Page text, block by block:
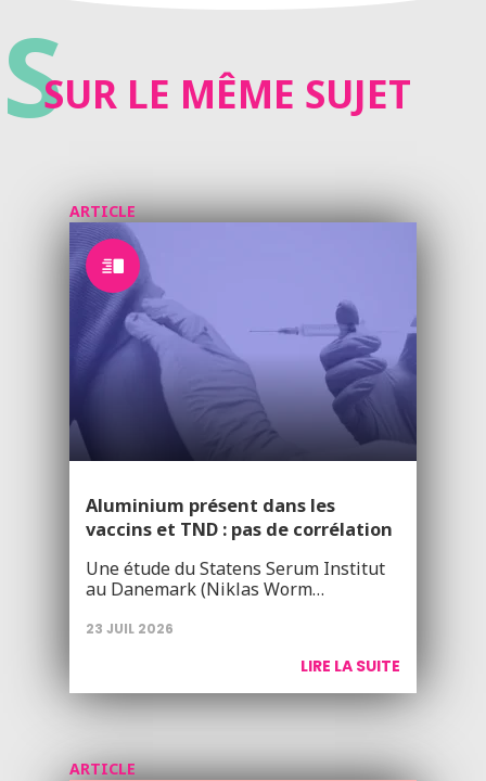
SSUR LE MÊME SUJET
ARTICLE
Aluminium présent dans les
vaccins et TND : pas de corrélation
Une étude du Statens Serum Institut
au Danemark (Niklas Worm…
23 JUIL 2026
LIRE LA SUITE
ARTICLE